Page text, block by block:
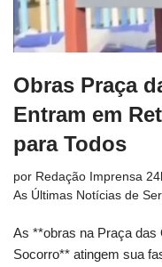
Obras Praça
Entram em
para Todos
por Redação Imprensa
As Últimas Notícias de
As **obras na Praça das
Socorro** atingem sua